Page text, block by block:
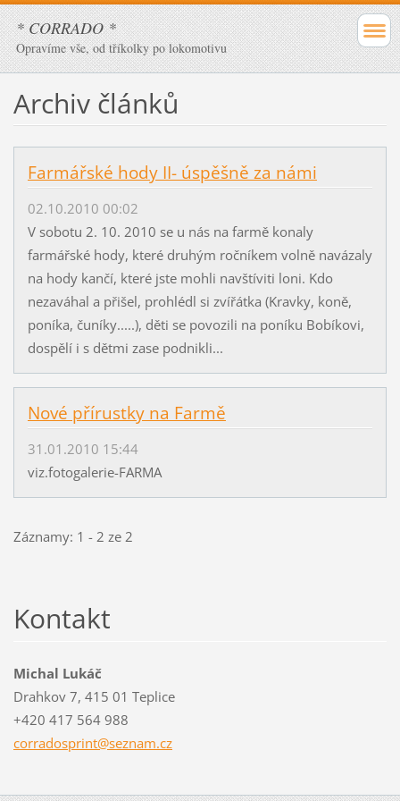
* CORRADO *
Opravíme vše, od tříkolky po lokomotivu
Archiv článků
Farmářské hody II- úspěšně za námi
02.10.2010 00:02
V sobotu 2. 10. 2010 se u nás na farmě konaly
farmářské hody, které druhým ročníkem volně navázaly
na hody kančí, které jste mohli navštíviti loni. Kdo
nezaváhal a přišel, prohlédl si zvířátka (Kravky, koně,
poníka, čuníky.....), děti se povozili na poníku Bobíkovi,
dospělí i s dětmi zase podnikli...
Nové přírustky na Farmě
31.01.2010 15:44
viz.fotogalerie-FARMA
Záznamy: 1 - 2 ze 2
Kontakt
Michal Lukáč
Drahkov 7, 415 01 Teplice
+420 417 564 988
corradosprint@seznam.cz